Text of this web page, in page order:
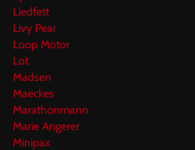
Liedfett
Livy Pear
Loop Motor
Lot
Madsen
Maeckes
Marathonmann
Marie Angerer
Minipax